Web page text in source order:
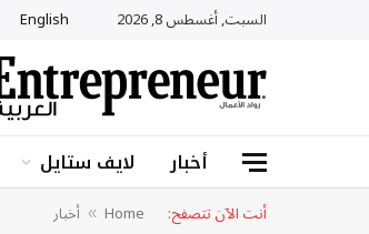
السبت, أغسطس 8, 2026 English
أخبار لايف ستايل
أنت الآن تتصفح: Home
» أخبار